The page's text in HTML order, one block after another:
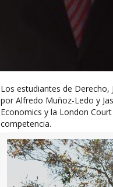
Los estudiantes de Derecho,
por Alfredo Muñoz-Ledo y
Economics y la London
competencia.